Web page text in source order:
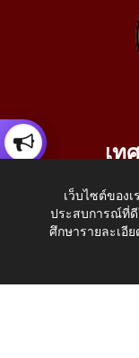
เท
อ.
โทรศัพท์:
E-Mail:
เว็บไซต์ของ
ประสบการณ์ที่
ศึกษารายละเอี